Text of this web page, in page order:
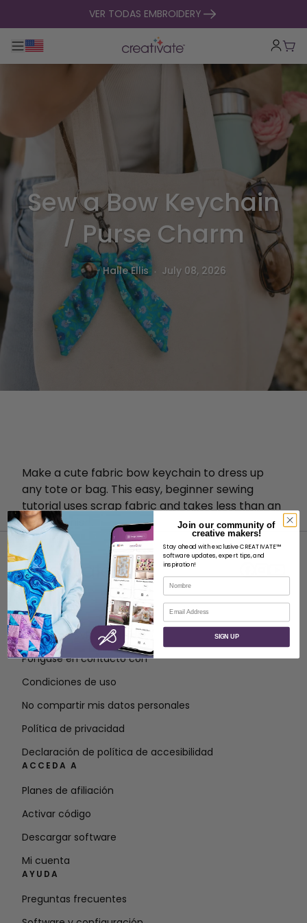
VER TODAS EMBROIDERY
Alternar navegación principal
Sew a Bow Keychain
/ Purse Charm
Halle Ellis . July 08, 2026
Make a cute fabric bow keychain to dress up
any tote or bag. This easy, beginner sewing
tutorial uses scrap fabric and takes less than an
hour to finish.
ACERCA DE
Acerca de SVP Worldwide
Póngase en contacto con
Condiciones de uso
No compartir mis datos personales
Política de privacidad
Declaración de política de accesibilidad
ACCEDA A
Planes de afiliación
Activar código
Descargar software
Mi cuenta
AYUDA
Preguntas frecuentes
Join our community of
creative makers!
Stay ahead with exclusive CREATIVATE™
software updates, expert tips, and
inspiration!
Nombre
Correo electrónico
SIGN UP